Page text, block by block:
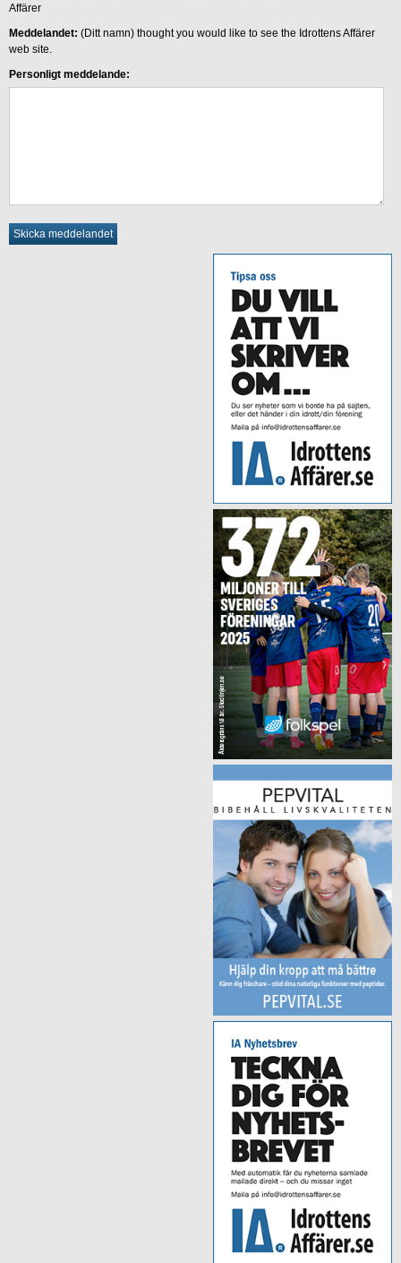
Affärer
Meddelandet: (Ditt namn) thought you would like to see the Idrottens Affärer
web site.
Personligt meddelande: